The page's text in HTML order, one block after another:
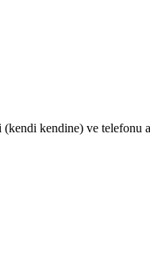
kendine) ve telefonu